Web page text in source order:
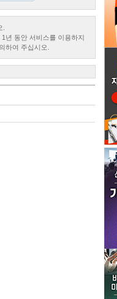
년 동안 서비스를 이용하지
하여 주십시오.